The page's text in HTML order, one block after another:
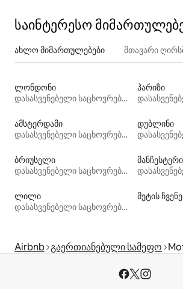
საინტერესო
ახლო მიმართულებები მთავარი
ლონდონი
დასასვენებელი საცხოვრებლები
პარიზი
ამსტერდამი
დასასვენებელი საცხოვრებლები
დუბლინი
ბრიუსელი
დასასვენებელი საცხოვრებლები
მანჩესტერი
ლილი
დასასვენებელი საცხოვრებლები
მეტის
Airbnb გაერთიანებული სამეფო